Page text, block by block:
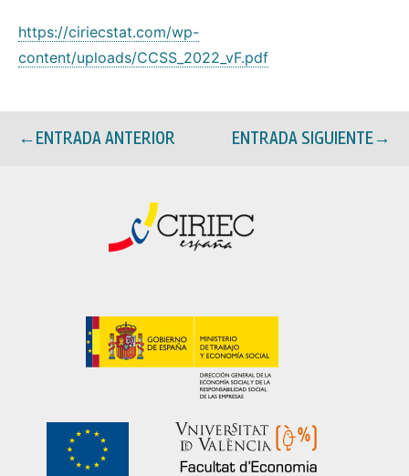
https://ciriecstat.com/wp-
content/uploads/CCSS_2022_vF.pdf
←ENTRADA ANTERIOR ENTRADA SIGUIENTE→